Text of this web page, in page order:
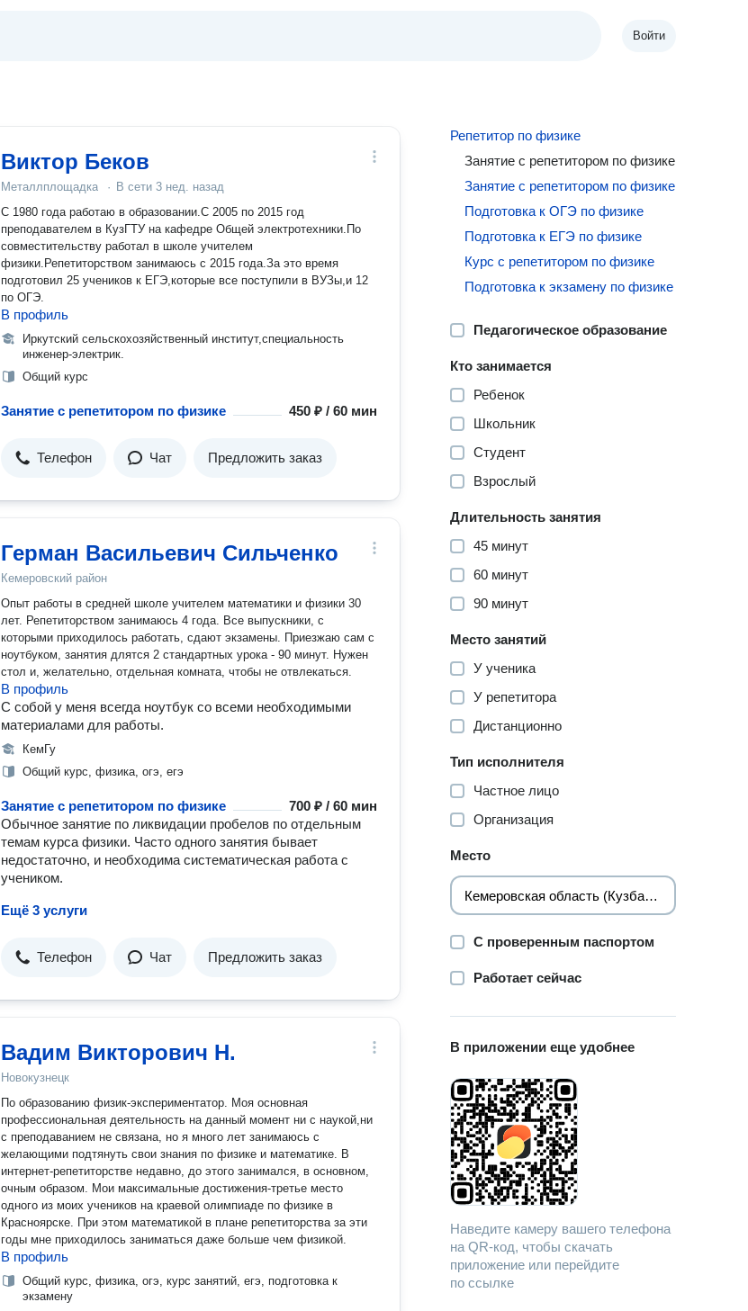
Войти
Виктор Беков
Металлплощадка · В сети 3 нед. назад
С 1980 года работаю в образовании.С 2005 по 2015 год
преподавателем в КузГТУ на кафедре Общей электротехники.По
совместительству работал в школе учителем
физики.Репетиторством занимаюсь с 2015 года.За это время
подготовил 25 учеников к ЕГЭ,которые все поступили в ВУЗы,и 12
по ОГЭ.
В профиль
Иркутский сельскохозяйственный институт,специальность
инженер-электрик.
Общий курс
Занятие с репетитором по физике 450 ₽ / 60 мин
Телефон Чат Предложить заказ
Герман Васильевич Сильченко
Кемеровский район
Опыт работы в средней школе учителем математики и физики 30
лет. Репетиторством занимаюсь 4 года. Все выпускники, с
которыми приходилось работать, сдают экзамены. Приезжаю сам с
ноутбуком, занятия длятся 2 стандартных урока - 90 минут. Нужен
стол и, желательно, отдельная комната, чтобы не отвлекаться.
В профиль
С собой у меня всегда ноутбук со всеми необходимыми
материалами для работы.
КемГу
Общий курс, физика, огэ, егэ
Занятие с репетитором по физике
700 ₽ / 60 мин
Обычное занятие по ликвидации пробелов по отдельным
темам курса физики. Часто одного занятия бывает
недостаточно, и необходима систематическая работа с
учеником.
Ещё 3 услуги
Телефон Чат Предложить заказ
Вадим Викторович Н.
Новокузнецк
По образованию физик-экспериментатор. Моя основная
профессиональная деятельность на данный момент ни с наукой,ни
с преподаванием не связана, но я много лет занимаюсь с
желающими подтянуть свои знания по физике и математике. В
интернет-репетиторстве недавно, до этого занимался, в основном,
очным образом. Мои максимальные достижения-третье место
одного из моих учеников на краевой олимпиаде по физике в
Красноярске. При этом математикой в плане репетиторства за эти
годы мне приходилось заниматься даже больше чем физикой.
В профиль
Общий курс, физика, огэ, курс занятий, егэ, подготовка к
экзамену
Репетитор по физике
Занятие с репетитором по физике
Занятие с репетитором по физике
Подготовка к ОГЭ по физике
Подготовка к ЕГЭ по физике
Курс с репетитором по физике
Подготовка к экзамену по физике
Педагогическое образование
Кто занимается
Ребенок
Школьник
Студент
Взрослый
Длительность занятия
45 минут
60 минут
90 минут
Место занятий
У ученика
У репетитора
Дистанционно
Тип исполнителя
Частное лицо
Организация
Место
С проверенным паспортом
Работает сейчас
В приложении еще удобнее
Наведите камеру вашего телефона
на QR-код, чтобы скачать
приложение или перейдите
по ссылке